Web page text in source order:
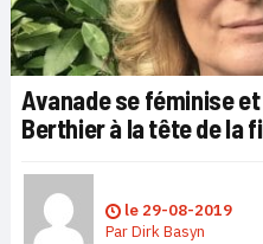
Avanade se féminise
Berthier à la tête de la
le 29-08-2019
ParDirk Basyn